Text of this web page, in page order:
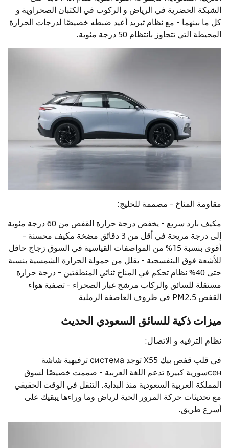
الشبكة الحضرية في الرياض و الركوب في الكثبان الصحراوية و
كل ما بينهما - مع نظام تبريد أعيد ضبطه خصيصًا لدرجات الحرارة
المحيطة التي تتجاوز بانتظام 50 درجة مئوية.
مقاومة المناخ - مصممة للخليج:
مكيف بارد سريع - يخفض درجة حرارة القفص من 60 درجة مئوية
إلى درجة مريحة في أقل من 3 دقائق مضخة مكيف محسنة -
أقوى بنسبة 15% من المواصفات القياسية في السوق زجاج حافل
للأشعة فوق البنفسجية - يقلل من حمولة الحرارة الشمسية بنسبة
حتى 40% نظام تحكم في المناخ ثنائي المنطقتين - درجة حرارة
مستقلة للسائق والركاب مرشح غبار الصحراء - تصفية هواء
القفص PM2.5 في ظروف العاصفة الرملية
ميزات ذكية للسائق السعودي الحديث
نظام الترفيه و الاتصال:
في قلب قفص بيك X55 توجد система ترفيهية شاشة
сенسورية كبيرة تدعم اللغة العربية - صممت خصيصًا لسوق
المملكة العربية السعودية منذ البداية. التنقل في الوقت الحقيقي
مع تحديثات حركة المرور الحية لرياض وما وراءها يبقيك على
أسرع طريق.